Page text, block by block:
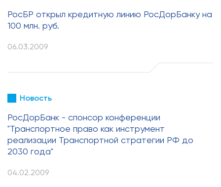
РосБР открыл кредитную линию РосДорБанку на
100 млн. руб.
06.03.2009
Новость
РосДорБанк - спонсор конференции
"Транспортное право как инструмент
реализации Транспортной стратегии РФ до
2030 года"
04.02.2009